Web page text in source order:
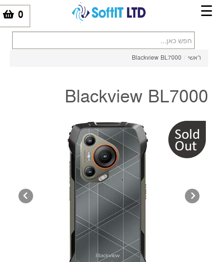
0 ☰
ראשי /
Blackview BL7000
Blackview BL7000